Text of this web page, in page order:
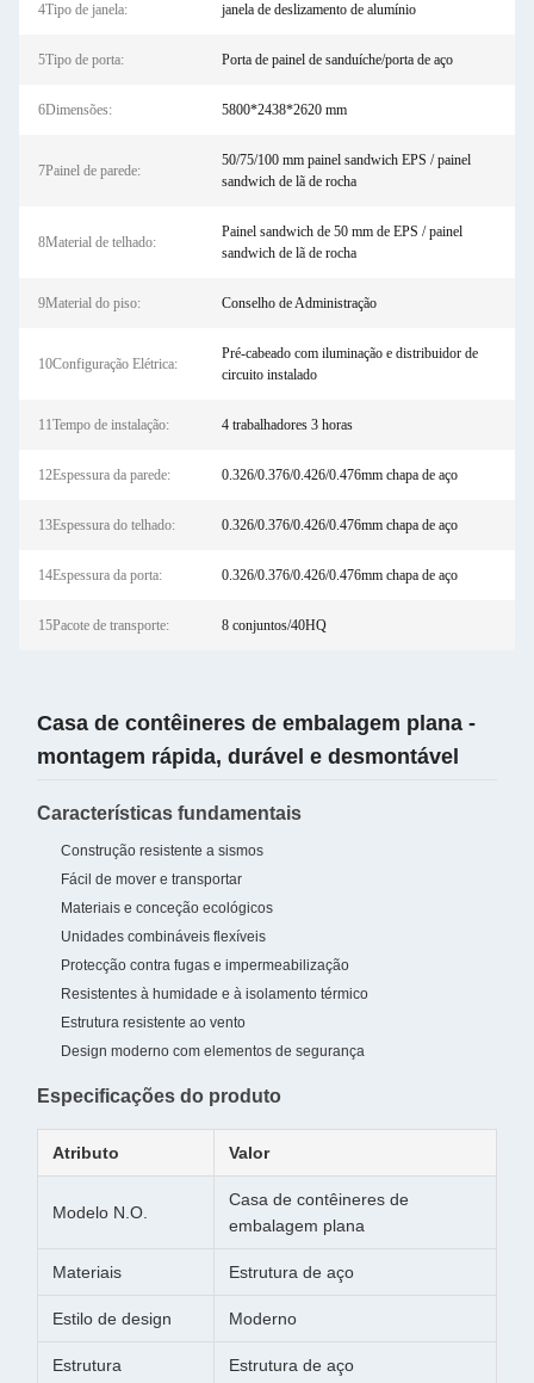
4Tipo de janela: janela de deslizamento de alumínio
5Tipo de porta: Porta de painel de sanduíche/porta de aço
6Dimensões: 5800*2438*2620 mm
7Painel de parede:
50/75/100 mm painel sandwich EPS / painel
sandwich de lã de rocha
8Material de telhado:
Painel sandwich de 50 mm de EPS / painel
sandwich de lã de rocha
9Material do piso: Conselho de Administração
10Configuração Elétrica:
Pré-cabeado com iluminação e distribuidor de
circuito instalado
11Tempo de instalação: 4 trabalhadores 3 horas
12Espessura da parede: 0.326/0.376/0.426/0.476mm chapa de aço
13Espessura do telhado: 0.326/0.376/0.426/0.476mm chapa de aço
14Espessura da porta: 0.326/0.376/0.426/0.476mm chapa de aço
15Pacote de transporte: 8 conjuntos/40HQ
Casa de contêineres de embalagem plana -
montagem rápida, durável e desmontável
Características fundamentais
Construção resistente a sismos
Fácil de mover e transportar
Materiais e conceção ecológicos
Unidades combináveis flexíveis
Protecção contra fugas e impermeabilização
Resistentes à humidade e à isolamento térmico
Estrutura resistente ao vento
Design moderno com elementos de segurança
Especificações do produto
Atributo Valor
Modelo N.O.
Casa de contêineres de
embalagem plana
Materiais Estrutura de aço
Estilo de design Moderno
Estrutura Estrutura de aço